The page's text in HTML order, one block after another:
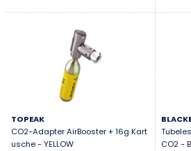
TOPEAK
CO2-Adapter AirBooster + 16g Kart
usche - YELLOW
CO2 -